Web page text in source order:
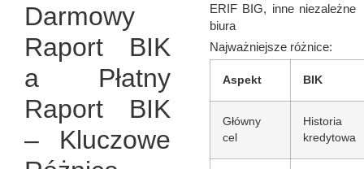
Darmowy
Raport BIK
a Płatny
Raport BIK
– Kluczowe
ERIF BIG, inne niezależne
biura
Najważniejsze różnice:
Aspekt BIK
Główny
cel
Historia
kredytowa